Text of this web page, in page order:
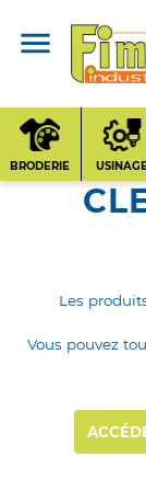
BRODERIE
Les
Vous pouvez